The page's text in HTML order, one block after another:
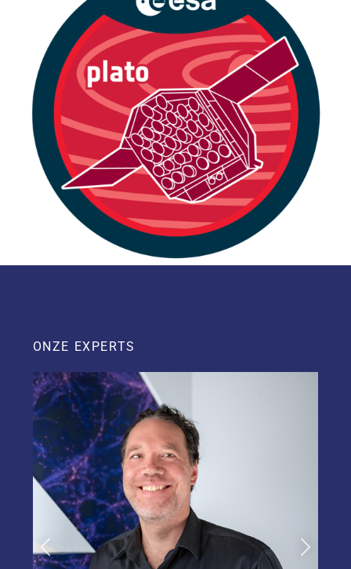
lichtcurves die PLATO zal bekijken zeggen ook
iets over de honderdduizenden sterren zelf,
waaronder hun massa, omvang, leeftijd en vooral
hun variabiliteit. Daarmee brengt PLATO ook in
kaart welke soorten planeetsystemen mogelijk
zijn op welk moment in de levensloop van
sterren.
Vanaf 2029 zal
ESA’s Ariel telescoopde
atmosferen bestuderen van een selectie van door
PLATO ontdekte planeten.
ONZE EXPERTS
Vorige Volgende